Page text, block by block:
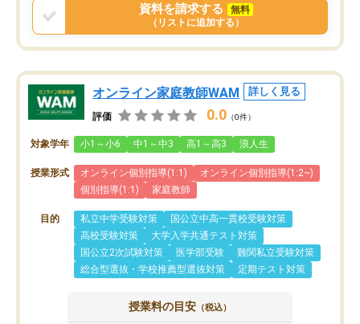
資料を請求する
無料
（リストに追加する）
オンライン家庭教師WAM 詳しく見る
評価 0.0 （0件）
対象学年 小1～小6 中1～中3 高1～高3 浪人生
授業形式 オンライン個別指導(1:1)
オンライン個別指導(1:2~)
個別指導(1:1)
家庭教師
目的 私立中学受験対策
国公立中高一貫校受験対策
高校受験対策
大学入学共通テスト対策
国公立2次試験対策
医学部受験
難関私立受験対策
総合型選抜・学校推薦型選抜対策
定期テスト対策
授業料の目安 （税込）